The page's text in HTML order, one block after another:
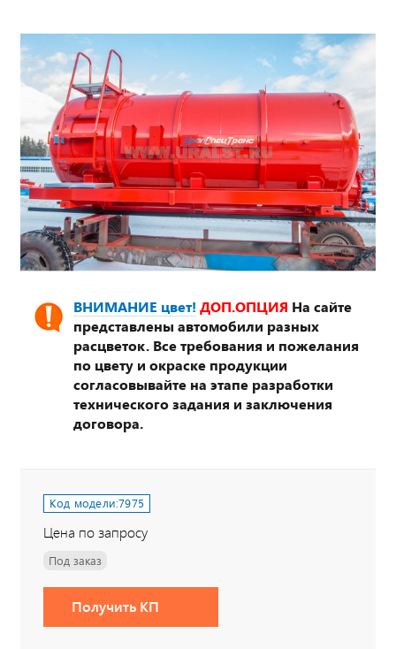
ВНИМАНИЕ цвет! ДОП.ОПЦИЯ На сайте
представлены автомобили разных
расцветок. Все требования и пожелания
по цвету и окраске продукции
согласовывайте на этапе разработки
технического задания и заключения
договора.
Код модели:7975
Цена по запросу
Под заказ
Получить КП